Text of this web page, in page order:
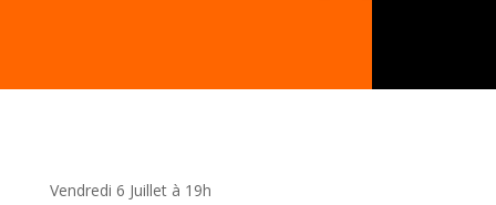
Vendredi 6 Juillet à 19h